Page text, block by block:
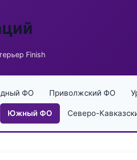
Finish
ФО Приволжский ФО
Южный ФО Северо-